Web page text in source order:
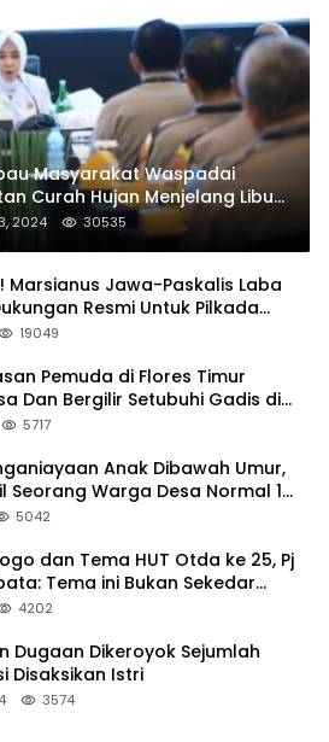
Masyarakat Waspadai
Curah Hujan Menjelang Libur
Tahun Baru
2024 30535
Marsianus Jawa-Paskalis Laba
Resmi Untuk Pilkada
19049
Pemuda di Flores Timur
Dan Bergilir Setubuhi Gadis di
5717
Anak Dibawah Umur,
Seorang Warga Desa Normal 1
5042
dan Tema HUT Otda ke 25, Pj
Tema ini Bukan Sekedar
4202
Dugaan Dikeroyok Sejumlah
Disaksikan Istri
3574